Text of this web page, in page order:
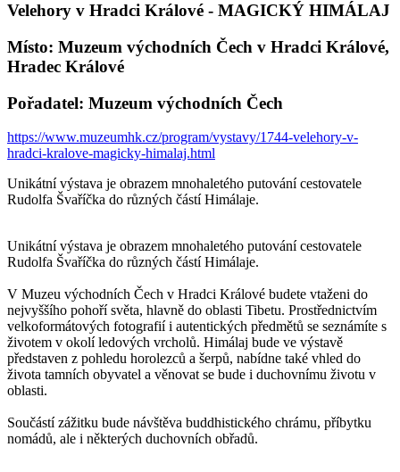
Velehory v Hradci Králové - MAGICKÝ HIMÁLAJ
Místo: Muzeum východních Čech v Hradci Králové,
Hradec Králové
Pořadatel: Muzeum východních Čech
https://www.muzeumhk.cz/program/vystavy/1744-velehory-v-
hradci-kralove-magicky-himalaj.html
Unikátní výstava je obrazem mnohaletého putování cestovatele
Rudolfa Švaříčka do různých částí Himálaje.
Unikátní výstava je obrazem mnohaletého putování cestovatele
Rudolfa Švaříčka do různých částí Himálaje.
V Muzeu východních Čech v Hradci Králové budete vtaženi do
nejvyššího pohoří světa, hlavně do oblasti Tibetu. Prostřednictvím
velkoformátových fotografií i autentických předmětů se seznámíte s
životem v okolí ledových vrcholů. Himálaj bude ve výstavě
představen z pohledu horolezců a šerpů, nabídne také vhled do
života tamních obyvatel a věnovat se bude i duchovnímu životu v
oblasti.
Součástí zážitku bude návštěva buddhistického chrámu, příbytku
nomádů, ale i některých duchovních obřadů.